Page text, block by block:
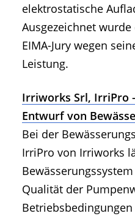
elektrostatische
Ausgezeichnet
EIMA-Jury wegen
Leistung.
Irriworks Srl, IrriPro
Entwurf von
Bei der
IrriPro von Irriworks
Qualität der